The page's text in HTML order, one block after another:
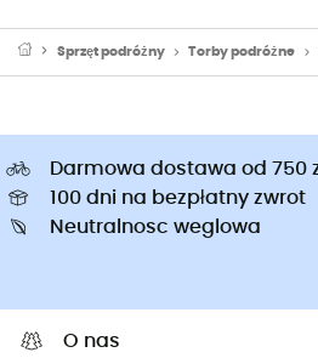
Sprzęt podróżny Torby podróżne
Darmowa dostawa od 750
100 dni na bezpłatny zwrot
Neutralnosc weglowa
O nas